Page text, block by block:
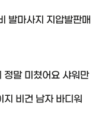
발마사지 지압발판매
말 미쳤어요 샤워만
비건 남자 바디워